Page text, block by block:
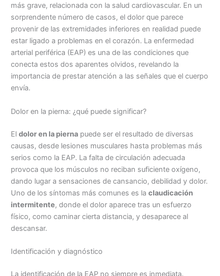
más grave, relacionada con la salud cardiovascular. En un
sorprendente número de casos, el dolor que parece
provenir de las extremidades inferiores en realidad puede
estar ligado a problemas en el corazón. La enfermedad
arterial periférica (EAP) es una de las condiciones que
conecta estos dos aparentes olvidos, revelando la
importancia de prestar atención a las señales que el cuerpo
envía.
Dolor en la pierna: ¿qué puede significar?
Eldolor en la pierna puede ser el resultado de diversas
causas, desde lesiones musculares hasta problemas más
serios como la EAP. La falta de circulación adecuada
provoca que los músculos no reciban suficiente oxígeno,
dando lugar a sensaciones de cansancio, debilidad y dolor.
Uno de los síntomas más comunes es laclaudicación
intermitente, donde el dolor aparece tras un esfuerzo
físico, como caminar cierta distancia, y desaparece al
descansar.
Identificación y diagnóstico
La identificación de la EAP no siempre es inmediata.